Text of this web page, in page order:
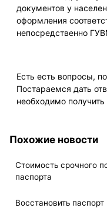
документов у
оформления
непосредственно
Есть есть вопросы,
Постараемся дать
необходимо получить
Похожие новости
Стоимость срочного
паспорта
Восстановить